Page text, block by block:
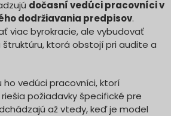
dočasní vedúci pracovníci v
dodržiavania predpisov.
viac byrokracie, ale vybudovať
štruktúru, ktorá obstojí pri audite a
ho vedúci pracovníci, ktorí
požiadavky špecifické pre
až vtedy, keď je model